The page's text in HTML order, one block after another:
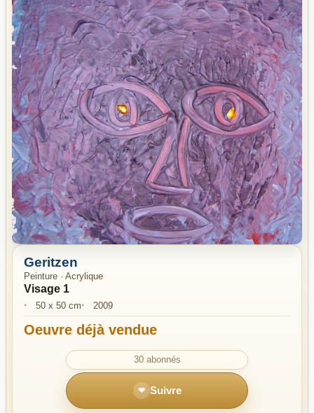
Geritzen Visage 1
Geritzen
Peinture · Acrylique
Visage 1
50 x 50 cm 2009
Oeuvre déjà vendue
30 abonnés
❤ Suivre